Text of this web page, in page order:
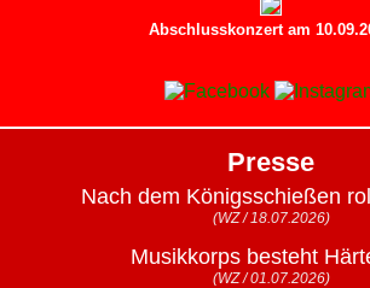
Abschlusskonzert am
Presse
Nach dem Königsschießen
(WZ / 18.07.2026)
Musikkorps besteht
(WZ / 01.07.2026)